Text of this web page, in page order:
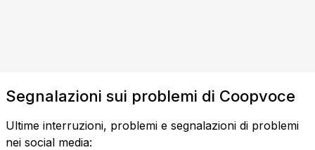
Segnalazioni sui problemi di Coopvoce
Ultime interruzioni, problemi e segnalazioni di problemi
nei social media: